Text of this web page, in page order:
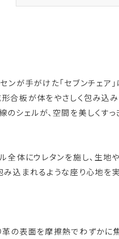
ンが手がけた「セブンチェア
合板が体をやさしく包み込
シェルが、空間を美しくすっ
全体にウレタンを施し、生
込まれるような座り心地を
革の表面を摩擦熱でわずか